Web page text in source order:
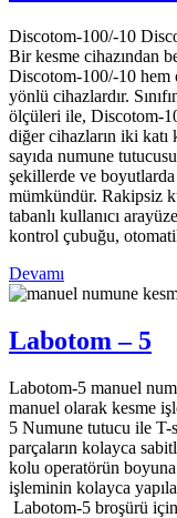
Discotom-100/-10
Bir kesme cihazından
Discotom-100/-10 hem
yönlü cihazlardır.
ölçüleri ile, Discotom-
diğer cihazların iki katı
sayıda numune
şekillerde ve boyutlarda
mümkündür. Rakipsiz
tabanlı kullanıcı
kontrol çubuğu,
Devamı
Labotom – 5
Labotom-5 manuel
manuel olarak kesme
5 Numune tutucu ile T-
parçaların kolayca
kolu operatörün
işleminin kolayca
Labotom-5 broşürü için